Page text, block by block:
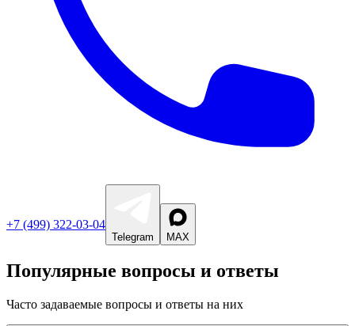
+7 (499) 322-03-04
Telegram MAX
Популярные вопросы и ответы
Часто задаваемые вопросы и ответы на них